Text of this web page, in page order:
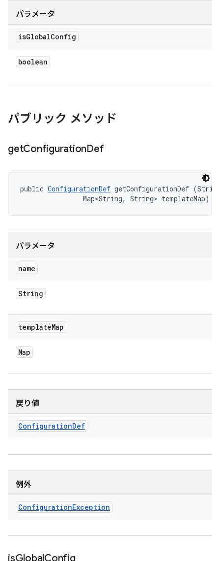
パラメータ
isGlobalConfig
boolean
パブリック メソッド
getConfigurationDef
public ConfigurationDef getConfigurationDef
                Map<String, String> templateMap)
パラメータ
name
String
templateMap
Map
戻り値
ConfigurationDef
例外
ConfigurationException
isGlobalConfig